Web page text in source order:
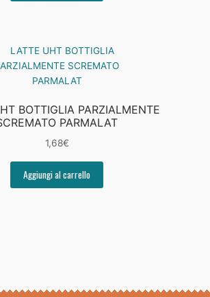
BOTTIGLIA PARZIALMENTE
PARMALAT
1,68€
Aggiungi al carrello